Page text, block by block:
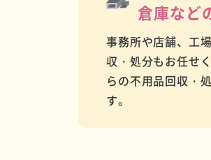
倉庫など
事務所や店舗、工
収・処分もお任せ
らの不用品回収・
す。